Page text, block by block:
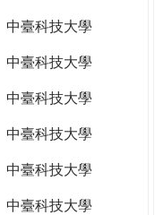
中臺科技大學
中臺科技大學
中臺科技大學
中臺科技大學
中臺科技大學
中臺科技大學